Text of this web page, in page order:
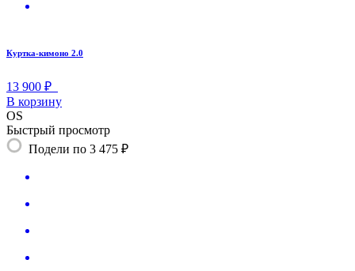
Куртка-кимоно 2.0
13 900 ₽
В корзину
OS
Быстрый просмотр
Подели по 3 475 ₽